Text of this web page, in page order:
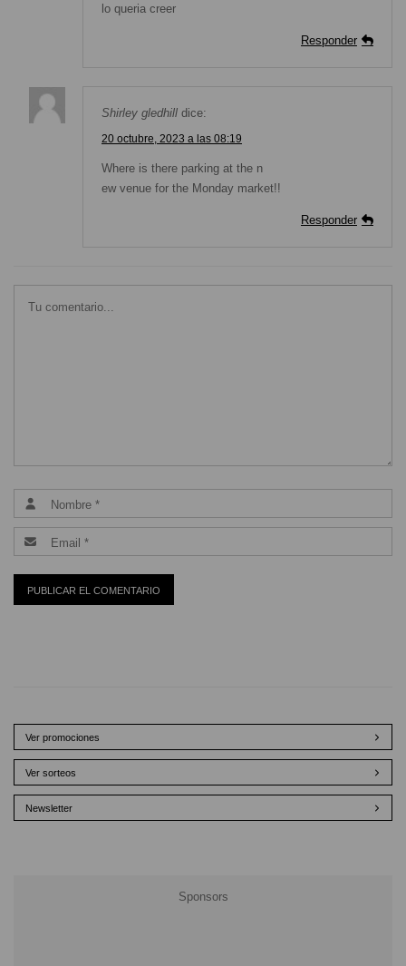
lo queria creer
Responder
Shirley gledhill dice:
20 octubre, 2023 a las 08:19
Where is there parking at the n
ew venue for the Monday market!!
Responder
Ver promociones
Ver sorteos
Newsletter